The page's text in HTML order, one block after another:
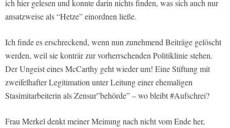
ich hier gelesen und konnte darin nichts finden, was sich auch nur
ansatzweise als “Hetze” einordnen ließe.
Ich finde es erschreckend, wenn nun zunehmend Beiträge gelöscht
werden, weil sie konträr zur vorherrschenden Politiklinie stehen.
Der Ungeist eines McCarthy geht wieder um! Eine Stiftung mit
zweifelhafter Legitimation unter Leitung einer ehemaligen
Stasimitarbeiterin als Zensur”behörde” – wo bleibt #Aufschrei?
Frau Merkel denkt meiner Meinung nach nicht vom Ende her,